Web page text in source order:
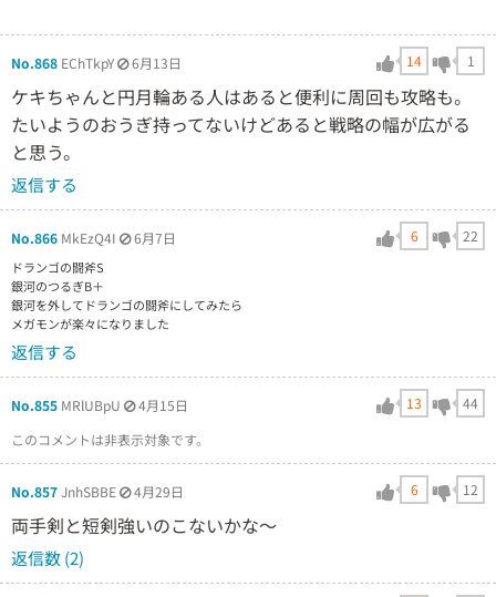
No.868 EChTkpY 6月13日 14 1
ケキちゃんと円月輪ある人はあると便利に周回も攻略も。
たいようのおうぎ持ってないけどあると戦略の幅が広がる
と思う。
返信する
No.866 MkEzQ4I 6月7日 6 22
ドランゴの闘斧S
銀河のつるぎB＋
銀河を外してドランゴの闘斧にしてみたら
メガモンが楽々になりました
返信する
No.855 MRlUBpU 4月15日 13
44
このコメントは非表示対象です。
No.857JnhSBBE 4月29日 6 12
両手剣と短剣強いのこないかな〜
返信数 (2)